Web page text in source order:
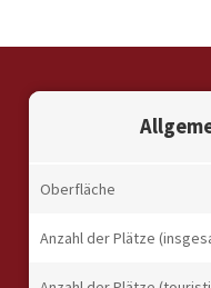
Oberfläche
Anzahl der Plätze